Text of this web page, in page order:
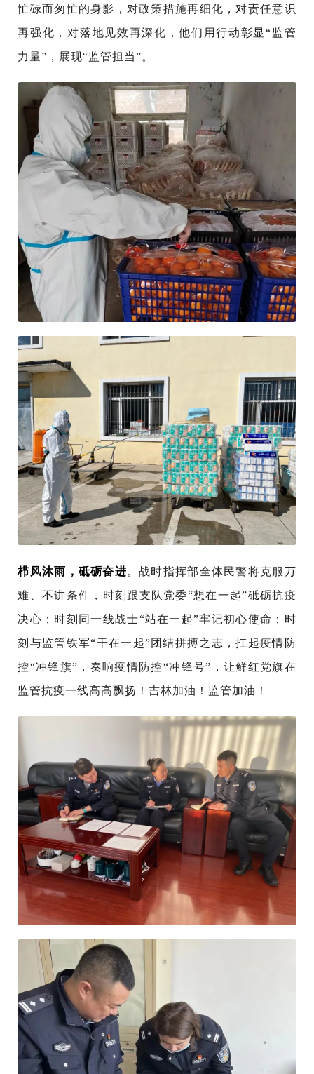
忙碌而匆忙的身影，对政策措施再细化，对责任意识
再强化，对落地见效再深化，他们用行动彰显“监管
力量”，展现“监管担当”。
栉风沐雨，砥砺奋进。战时指挥部全体民警将克服万
难、不讲条件，时刻跟支队党委“想在一起”砥砺抗疫
决心；时刻同一线战士“站在一起”牢记初心使命；时
刻与监管铁军“干在一起”团结拼搏之志，扛起疫情防
控“冲锋旗”，奏响疫情防控“冲锋号”，让鲜红党旗在
监管抗疫一线高高飘扬！吉林加油！监管加油！